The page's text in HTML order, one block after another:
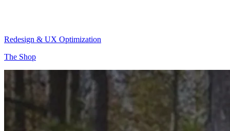
Redesign & UX Optimization
The Shop